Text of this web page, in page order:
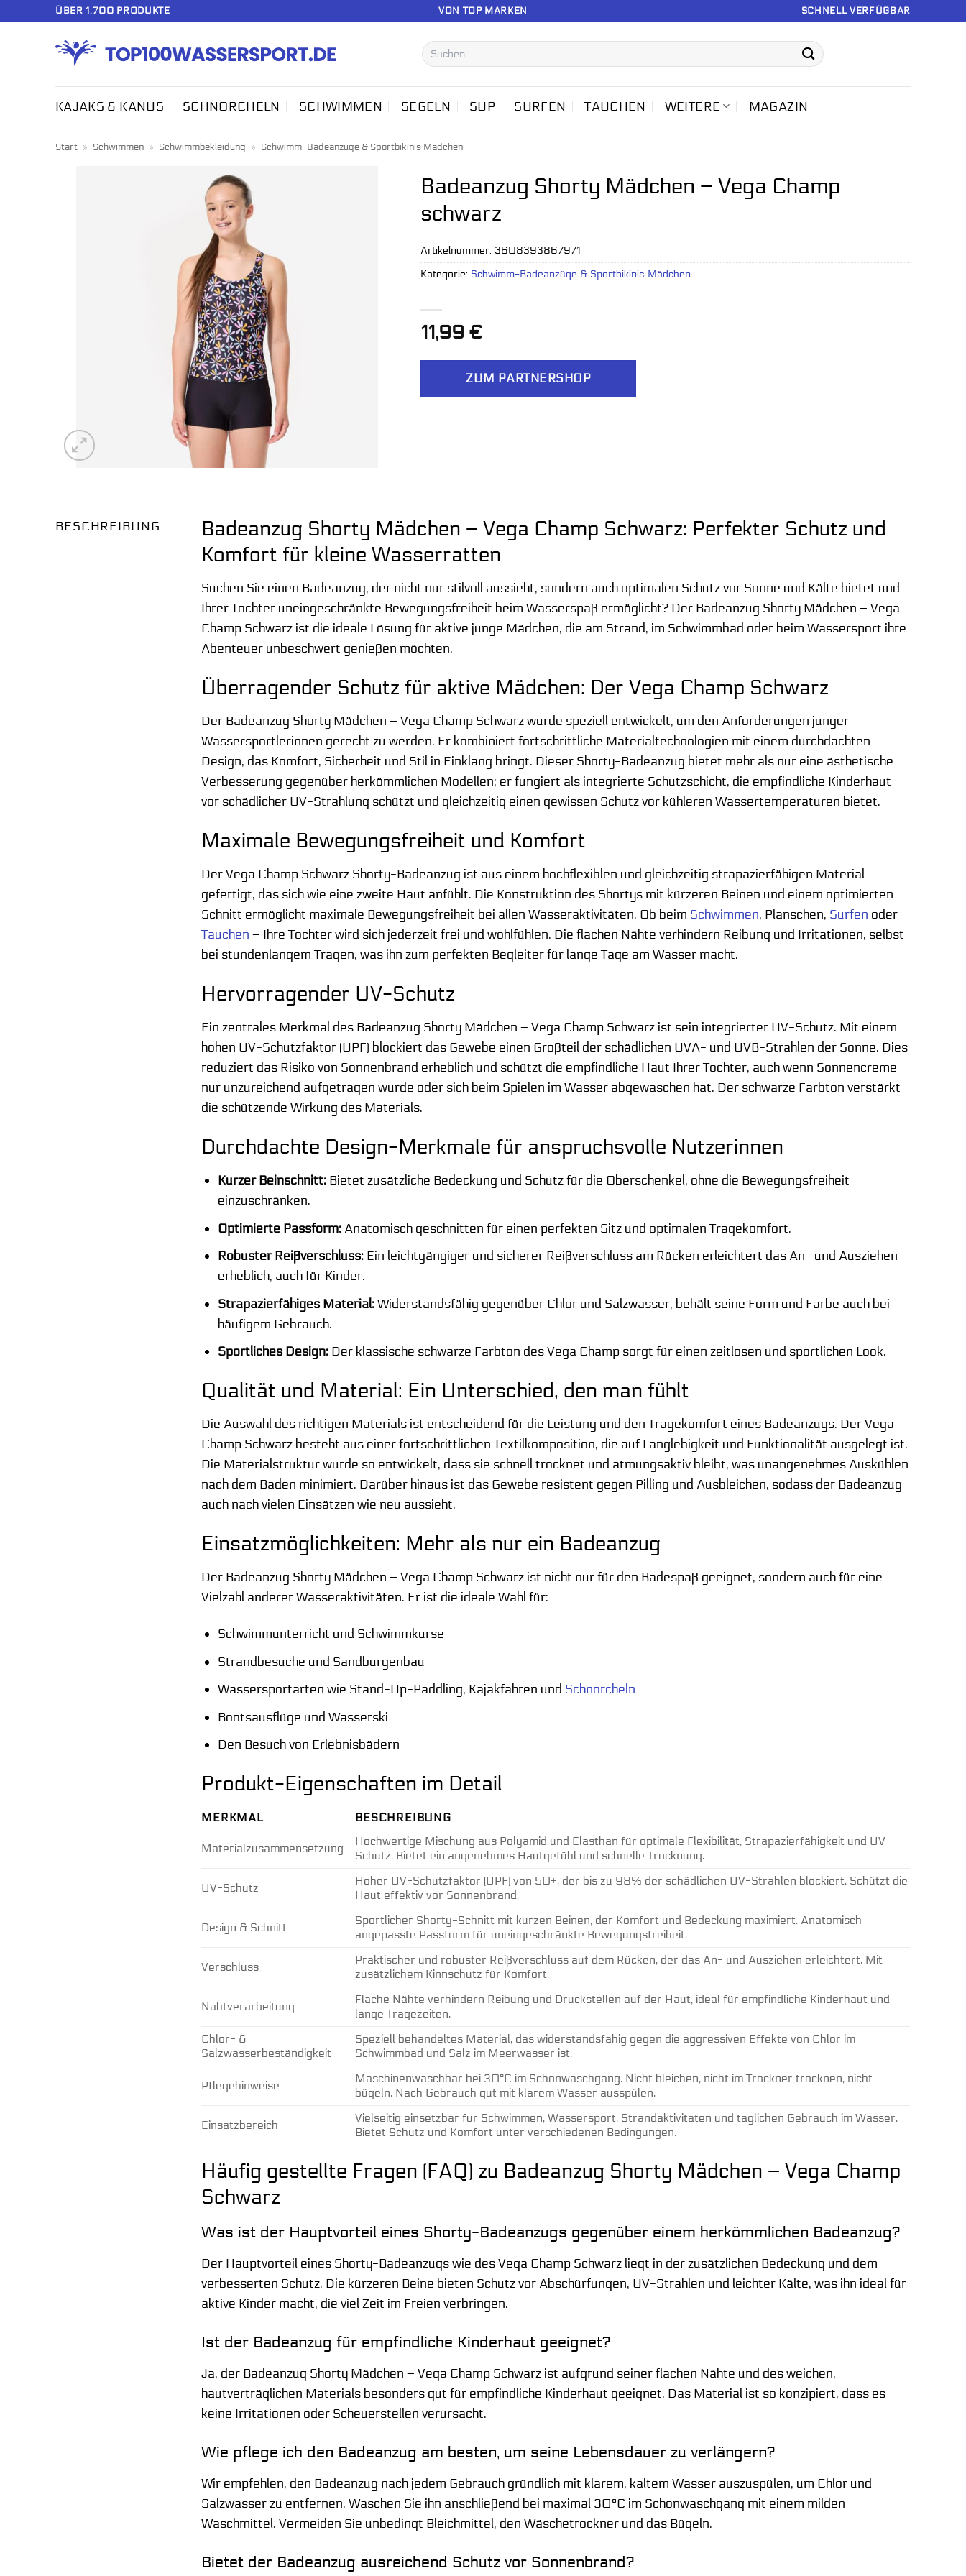
ÜBER 1.700 PRODUKTE VON TOP MARKEN SCHNELL VERFÜGBAR
Suchen
nach:
KAJAKS & KANUS SCHNORCHELN SCHWIMMEN SEGELN SUP SURFEN TAUCHEN WEITERE MAGAZIN
Start » Schwimmen » Schwimmbekleidung » Schwimm-Badeanzüge & Sportbikinis Mädchen
Badeanzug Shorty Mädchen – Vega Champ
schwarz
11,99€
ZUM PARTNERSHOP
Artikelnummer: 3608393867971
Kategorie: Schwimm-Badeanzüge & Sportbikinis Mädchen
BESCHREIBUNG
Badeanzug Shorty Mädchen – Vega Champ Schwarz: Perfekter Schutz und
Komfort für kleine Wasserratten
Suchen Sie einen Badeanzug, der nicht nur stilvoll aussieht, sondern auch optimalen Schutz vor Sonne und Kälte bietet und
Ihrer Tochter uneingeschränkte Bewegungsfreiheit beim Wasserspaß ermöglicht? Der Badeanzug Shorty Mädchen – Vega
Champ Schwarz ist die ideale Lösung für aktive junge Mädchen, die am Strand, im Schwimmbad oder beim Wassersport ihre
Abenteuer unbeschwert genießen möchten.
Überragender Schutz für aktive Mädchen: Der Vega Champ Schwarz
Der Badeanzug Shorty Mädchen – Vega Champ Schwarz wurde speziell entwickelt, um den Anforderungen junger
Wassersportlerinnen gerecht zu werden. Er kombiniert fortschrittliche Materialtechnologien mit einem durchdachten
Design, das Komfort, Sicherheit und Stil in Einklang bringt. Dieser Shorty-Badeanzug bietet mehr als nur eine ästhetische
Verbesserung gegenüber herkömmlichen Modellen; er fungiert als integrierte Schutzschicht, die empfindliche Kinderhaut
vor schädlicher UV-Strahlung schützt und gleichzeitig einen gewissen Schutz vor kühleren Wassertemperaturen bietet.
Maximale Bewegungsfreiheit und Komfort
Der Vega Champ Schwarz Shorty-Badeanzug ist aus einem hochflexiblen und gleichzeitig strapazierfähigen Material
gefertigt, das sich wie eine zweite Haut anfühlt. Die Konstruktion des Shortys mit kürzeren Beinen und einem optimierten
Schnitt ermöglicht maximale Bewegungsfreiheit bei allen Wasseraktivitäten. Ob beim Schwimmen, Planschen, Surfen oder
Tauchen – Ihre Tochter wird sich jederzeit frei und wohlfühlen. Die flachen Nähte verhindern Reibung und Irritationen, selbst
bei stundenlangem Tragen, was ihn zum perfekten Begleiter für lange Tage am Wasser macht.
Hervorragender UV-Schutz
Ein zentrales Merkmal des Badeanzug Shorty Mädchen – Vega Champ Schwarz ist sein integrierter UV-Schutz. Mit einem
hohen UV-Schutzfaktor (UPF) blockiert das Gewebe einen Großteil der schädlichen UVA- und UVB-Strahlen der Sonne. Dies
reduziert das Risiko von Sonnenbrand erheblich und schützt die empfindliche Haut Ihrer Tochter, auch wenn Sonnencreme
nur unzureichend aufgetragen wurde oder sich beim Spielen im Wasser abgewaschen hat. Der schwarze Farbton verstärkt
die schützende Wirkung des Materials.
Durchdachte Design-Merkmale für anspruchsvolle Nutzerinnen
Kurzer Beinschnitt: Bietet zusätzliche Bedeckung und Schutz für die Oberschenkel, ohne die Bewegungsfreiheit
einzuschränken.
Optimierte Passform: Anatomisch geschnitten für einen perfekten Sitz und optimalen Tragekomfort.
Robuster Reißverschluss: Ein leichtgängiger und sicherer Reißverschluss am Rücken erleichtert das An- und Ausziehen
erheblich, auch für Kinder.
Strapazierfähiges Material:Widerstandsfähig gegenüber Chlor und Salzwasser, behält seine Form und Farbe auch bei
häufigem Gebrauch.
Sportliches Design: Der klassische schwarze Farbton des Vega Champ sorgt für einen zeitlosen und sportlichen Look.
Qualität und Material: Ein Unterschied, den man fühlt
Die Auswahl des richtigen Materials ist entscheidend für die Leistung und den Tragekomfort eines Badeanzugs. Der Vega
Champ Schwarz besteht aus einer fortschrittlichen Textilkomposition, die auf Langlebigkeit und Funktionalität ausgelegt ist.
Die Materialstruktur wurde so entwickelt, dass sie schnell trocknet und atmungsaktiv bleibt, was unangenehmes Auskühlen
nach dem Baden minimiert. Darüber hinaus ist das Gewebe resistent gegen Pilling und Ausbleichen, sodass der Badeanzug
auch nach vielen Einsätzen wie neu aussieht.
Einsatzmöglichkeiten: Mehr als nur ein Badeanzug
Der Badeanzug Shorty Mädchen – Vega Champ Schwarz ist nicht nur für den Badespaß geeignet, sondern auch für eine
Vielzahl anderer Wasseraktivitäten. Er ist die ideale Wahl für:
Schwimmunterricht und Schwimmkurse
Strandbesuche und Sandburgenbau
Wassersportarten wie Stand-Up-Paddling, Kajakfahren und Schnorcheln
Bootsausflüge und Wasserski
Den Besuch von Erlebnisbädern
Produkt-Eigenschaften im Detail
MERKMAL BESCHREIBUNG
Materialzusammensetzung
Hochwertige Mischung aus Polyamid und Elasthan für optimale Flexibilität, Strapazierfähigkeit und UV-
Schutz. Bietet ein angenehmes Hautgefühl und schnelle Trocknung.
UV-Schutz
Hoher UV-Schutzfaktor (UPF) von 50+, der bis zu 98% der schädlichen UV-Strahlen blockiert. Schützt die
Haut effektiv vor Sonnenbrand.
Design & Schnitt
Sportlicher Shorty-Schnitt mit kurzen Beinen, der Komfort und Bedeckung maximiert. Anatomisch
angepasste Passform für uneingeschränkte Bewegungsfreiheit.
Verschluss
Praktischer und robuster Reißverschluss auf dem Rücken, der das An- und Ausziehen erleichtert. Mit
zusätzlichem Kinnschutz für Komfort.
Nahtverarbeitung
Flache Nähte verhindern Reibung und Druckstellen auf der Haut, ideal für empfindliche Kinderhaut und
lange Tragezeiten.
Chlor- &
Salzwasserbeständigkeit
Speziell behandeltes Material, das widerstandsfähig gegen die aggressiven Effekte von Chlor im
Schwimmbad und Salz im Meerwasser ist.
Pflegehinweise
Maschinenwaschbar bei 30°C im Schonwaschgang. Nicht bleichen, nicht im Trockner trocknen, nicht
bügeln. Nach Gebrauch gut mit klarem Wasser ausspülen.
Einsatzbereich
Vielseitig einsetzbar für Schwimmen, Wassersport, Strandaktivitäten und täglichen Gebrauch im Wasser.
Bietet Schutz und Komfort unter verschiedenen Bedingungen.
Häufig gestellte Fragen (FAQ) zu Badeanzug Shorty Mädchen – Vega Champ
Schwarz
Was ist der Hauptvorteil eines Shorty-Badeanzugs gegenüber einem herkömmlichen Badeanzug?
Der Hauptvorteil eines Shorty-Badeanzugs wie des Vega Champ Schwarz liegt in der zusätzlichen Bedeckung und dem
verbesserten Schutz. Die kürzeren Beine bieten Schutz vor Abschürfungen, UV-Strahlen und leichter Kälte, was ihn ideal für
aktive Kinder macht, die viel Zeit im Freien verbringen.
Ist der Badeanzug für empfindliche Kinderhaut geeignet?
Ja, der Badeanzug Shorty Mädchen – Vega Champ Schwarz ist aufgrund seiner flachen Nähte und des weichen,
hautverträglichen Materials besonders gut für empfindliche Kinderhaut geeignet. Das Material ist so konzipiert, dass es
keine Irritationen oder Scheuerstellen verursacht.
Wie pflege ich den Badeanzug am besten, um seine Lebensdauer zu verlängern?
Wir empfehlen, den Badeanzug nach jedem Gebrauch gründlich mit klarem, kaltem Wasser auszuspülen, um Chlor und
Salzwasser zu entfernen. Waschen Sie ihn anschließend bei maximal 30°C im Schonwaschgang mit einem milden
Waschmittel. Vermeiden Sie unbedingt Bleichmittel, den Wäschetrockner und das Bügeln.
Bietet der Badeanzug ausreichend Schutz vor Sonnenbrand?